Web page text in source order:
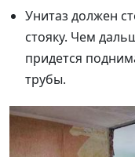
Унитаз должен
стояку. Чем
придется
трубы.